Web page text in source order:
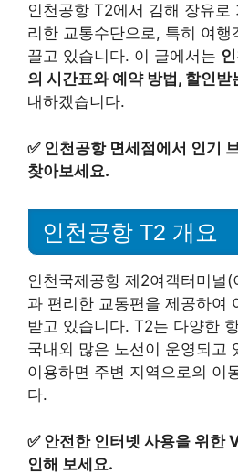
인천공항 T2에서 김해 장유로
리한 교통수단으로, 특히 여행
끌고 있습니다. 이 글에서는
의 시간표와 예약 방법, 할인받
내하겠습니다.
✅ 인천공항 면세점에서 인기
찾아보세요.
인천공항 T2 개요
인천국제공항 제2여객터미널
과 편리한 교통편을 제공하여
받고 있습니다. T2는 다양한
국내외 많은 노선이 운영되고
이용하면 주변 지역으로의 이
다.
✅ 안전한 인터넷 사용을 위한
인해 보세요.